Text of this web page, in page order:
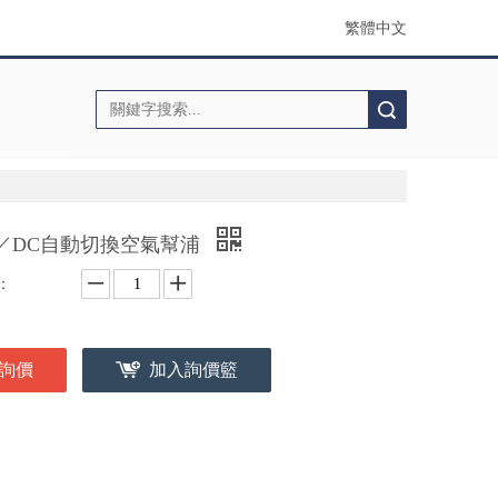
繁體中文
DC自動切換空氣幫浦
價 加入詢價籃